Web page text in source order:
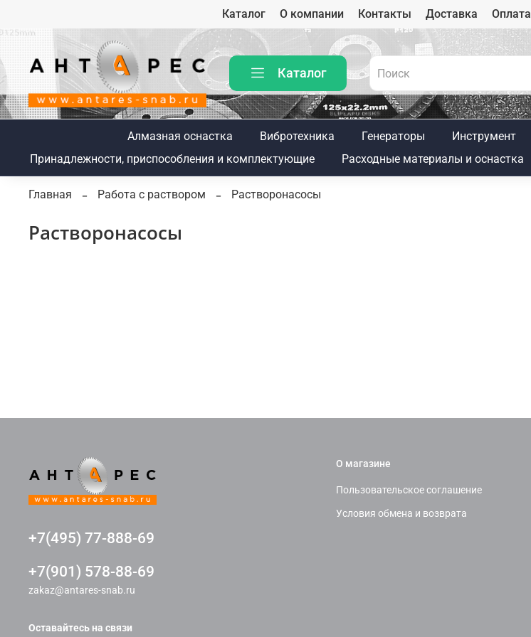
Каталог О компании Контакты Доставка Оплата
Каталог
Алмазная оснастка Вибротехника Генераторы Инструмент
Принадлежности, приспособления и комплектующие
Расходные материалы и оснастка
Главная Работа с раствором Растворонасосы
Растворонасосы
О магазине
Пользовательское соглашение
Условия обмена и возврата
+7(495) 77-888-69
+7(901) 578-88-69
zakaz@antares-snab.ru
Оставайтесь на связи